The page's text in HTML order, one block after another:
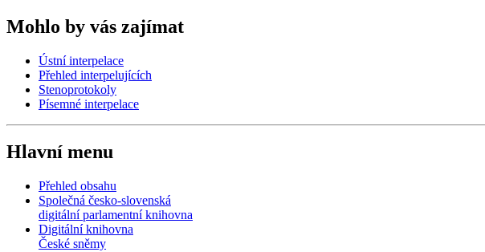
Mohlo by vás zajímat
Ústní interpelace
Přehled interpelujících
Stenoprotokoly
Písemné interpelace
Hlavní menu
Přehled obsahu
Společná česko-slovenská
digitální parlamentní knihovna
Digitální knihovna
České sněmy